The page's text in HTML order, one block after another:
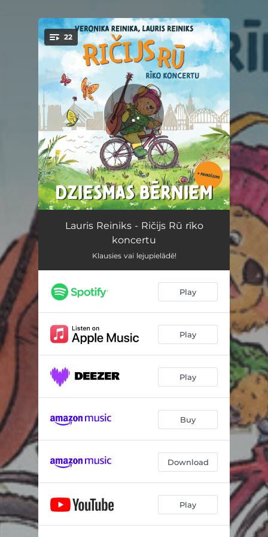
You're all set!
22
Ričijs Rū ar ģitāru 02:06
Varžu prieki 02:11
Zeltainais kamoliņš
Vārna modes skatē 02:25
Olu tracis Lieldienās 02:03
Māmiņas dziesmiņa 02:31
Kāpēc sēnei viena kāja 01:25
Ziemassvētki mežā 02:22
Ričijs Rū ar ģitāru - (Instrumentālais pavadījums) 02:06
Muša Kuša - (Instrumentālais pavadījums) 02:36
Lauris Reiniks - Ričijs Rū rīko
koncertu
Klausies vai lejupielādē!
Play
Play
Play
Buy
Download
Play